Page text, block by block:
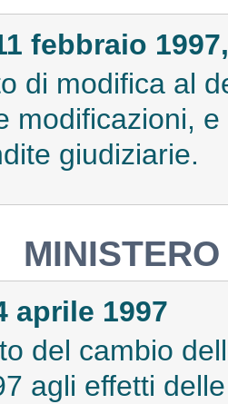
febbraio
di modifica al
modificazioni,
giudiziarie.
aprile 1997
del cambio
agli effetti